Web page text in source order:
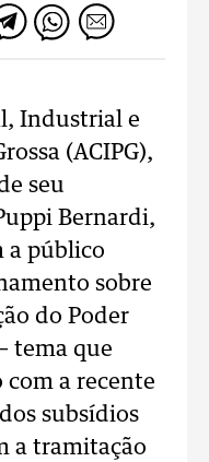
Industrial e
(ACIPG),
seu
Bernardi,
a público
sobre
do Poder
tema que
a recente
subsídios
a tramitação